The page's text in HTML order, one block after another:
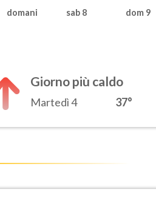
domani sab 8 dom 9
Giorno più caldo
Martedì 4 37°